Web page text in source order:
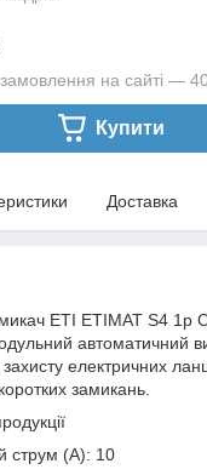
на сайті —
Купити
Доставка
ETI ETIMAT S4 1p
автоматичний
електричних
замикань.
струм (A): 10